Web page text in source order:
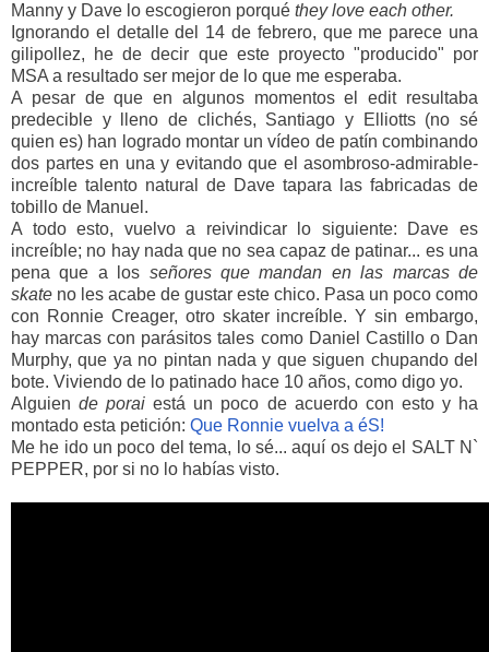
Manny y Dave lo escogieron porqué they love each other.
Ignorando el detalle del 14 de febrero, que me parece una
gilipollez, he de decir que este proyecto "producido" por
MSA a resultado ser mejor de lo que me esperaba.
A pesar de que en algunos momentos el edit resultaba
predecible y lleno de clichés, Santiago y Elliotts (no sé
quien es) han logrado montar un vídeo de patín combinando
dos partes en una y evitando que el asombroso-admirable-
increíble talento natural de Dave tapara las fabricadas de
tobillo de Manuel.
A todo esto, vuelvo a reivindicar lo siguiente: Dave es
increíble; no hay nada que no sea capaz de patinar... es una
pena que a los señores que mandan en las marcas de
skate no les acabe de gustar este chico. Pasa un poco como
con Ronnie Creager, otro skater increíble. Y sin embargo,
hay marcas con parásitos tales como Daniel Castillo o Dan
Murphy, que ya no pintan nada y que siguen chupando del
bote. Viviendo de lo patinado hace 10 años, como digo yo.
Alguiende porai está un poco de acuerdo con esto y ha
montado esta petición: Que Ronnie vuelva a éS!
Me he ido un poco del tema, lo sé... aquí os dejo el SALT N`
PEPPER, por si no lo habías visto.